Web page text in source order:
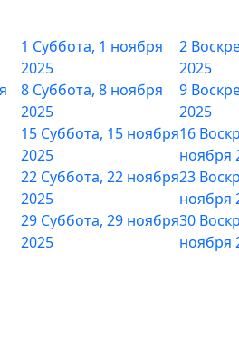
1 Суббота, 1 ноября
2025
2
2025
8 Суббота, 8 ноября
2025
9
2025
15 Суббота, 15 ноября
2025
16
ноября
22 Суббота, 22 ноября
2025
23
ноября
29 Суббота, 29 ноября
2025
30
ноября